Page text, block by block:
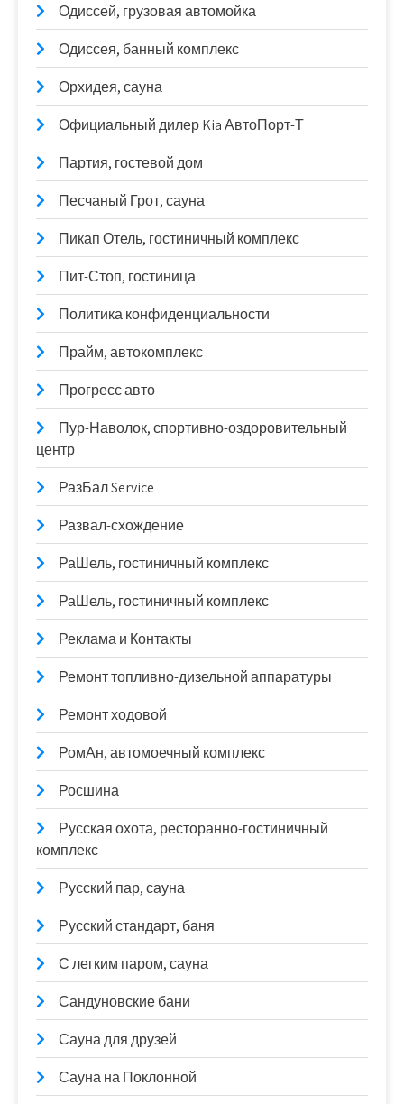
Одиссей, грузовая автомойка
Одиссея, банный комплекс
Орхидея, сауна
Официальный дилер Kia АвтоПорт-Т
Партия, гостевой дом
Песчаный Грот, сауна
Пикап Отель, гостиничный комплекс
Пит-Стоп, гостиница
Политика конфиденциальности
Прайм, автокомплекс
Прогресс авто
Пур-Наволок, спортивно-оздоровительный
центр
РазБал Service
Развал-схождение
РаШель, гостиничный комплекс
РаШель, гостиничный комплекс
Реклама и Контакты
Ремонт топливно-дизельной аппаратуры
Ремонт ходовой
РомАн, автомоечный комплекс
Росшина
Русская охота, ресторанно-гостиничный
комплекс
Русский пар, сауна
Русский стандарт, баня
С легким паром, сауна
Сандуновские бани
Сауна для друзей
Сауна на Поклонной